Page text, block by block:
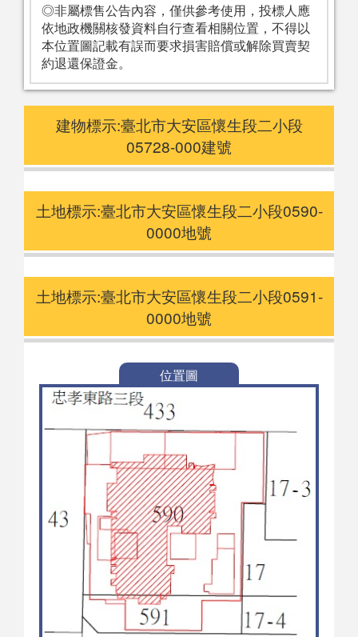
◎非屬標售公告內容，僅供參考使用，投標人應
依地政機關核發資料自行查看相關位置，不得以
本位置圖記載有誤而要求損害賠償或解除買賣契
約退還保證金。
建物標示:臺北市大安區懷生段二小段
05728-000建號
土地標示:臺北市大安區懷生段二小段0590-
0000地號
土地標示:臺北市大安區懷生段二小段0591-
0000地號
位置圖